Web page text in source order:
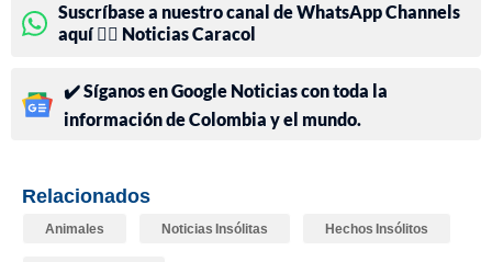
Suscríbase a nuestro canal de WhatsApp Channels
aquí 👉🏻 Noticias Caracol
✔️ Síganos en Google Noticias con toda la
información de Colombia y el mundo.
Relacionados
Animales Noticias Insólitas Hechos Insólitos